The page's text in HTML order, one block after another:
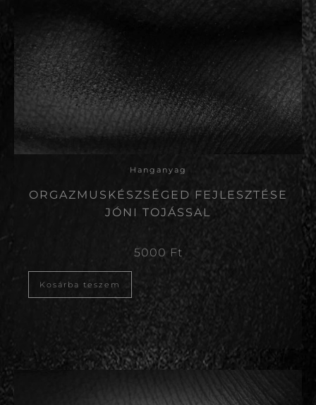
Hanganyag
ORGAZMUSKÉSZSÉGED FEJLESZTÉSE
JÓNI TOJÁSSAL
5000 Ft
Kosárba teszem